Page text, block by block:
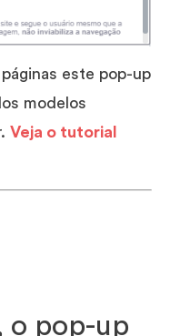
este pop-up
modelos
Veja o tutorial
o pop-up